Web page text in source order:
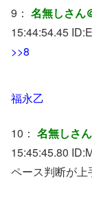
9： 名無しさん
15:44:54.45 ID:
>>8
福永乙
10： 名無しさ
15:45:45.80 ID:
ペース判断が上